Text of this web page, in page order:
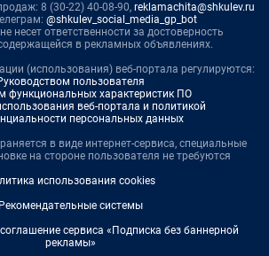
8 (30-22) 40-08-90, reklamachita@shkulev.ru
@shkulev_social_media_gp_bot
несет ответственности за достоверность
в рекламных объявлениях.
(использования) веб-портала регулируются:
пользователя
функциональных характеристик ПО
веб-портала и политикой
персональных данных
в виде интернет-сервиса, специальные
на стороне пользователя не требуются
использования cookies
Рекомендательные системы
сервиса «Подписка без баннерной
рекламы»